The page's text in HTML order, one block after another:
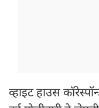
व्हाइट हाउस